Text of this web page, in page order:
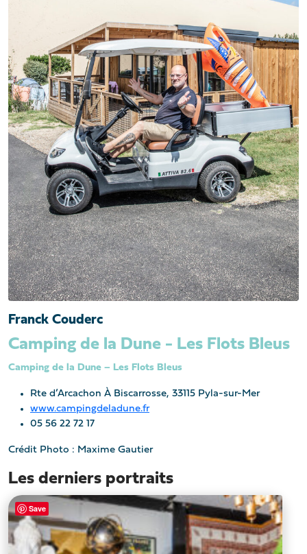
Franck Couderc
Camping de la Dune - Les Flots Bleus
Camping de la Dune – Les Flots Bleus
Rte d’Arcachon À Biscarrosse, 33115 Pyla-sur-Mer
www.campingdeladune.fr
05 56 22 72 17
Crédit Photo : Maxime Gautier
Les derniers portraits
Save